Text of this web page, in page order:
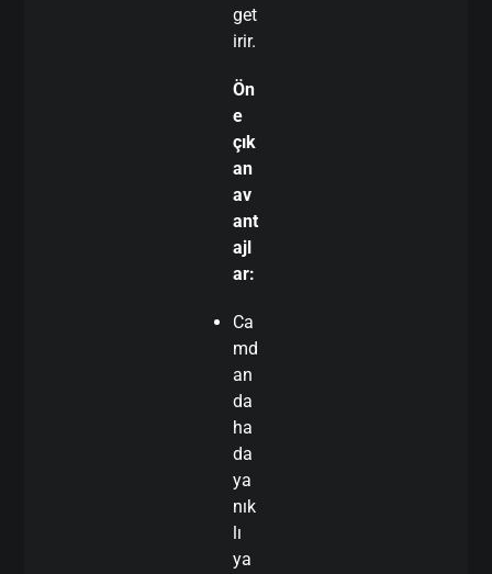
get
irir.
Ön
e
çık
an
av
ant
ajl
ar:
Ca
md
an
da
ha
da
ya
nık
lı
ya